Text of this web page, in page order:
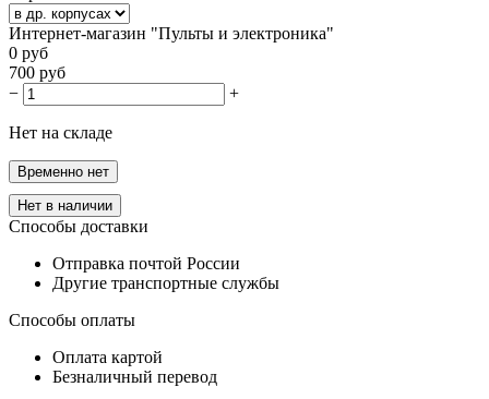
Интернет-магазин "Пульты и электроника"
0 руб
700 руб
−
+
Нет на складе
Временно нет
Нет в наличии
Способы доставки
Отправка почтой России
Другие транспортные службы
Способы оплаты
Оплата картой
Безналичный перевод